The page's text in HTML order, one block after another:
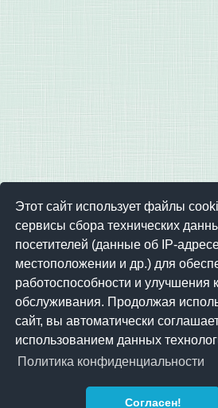
Этот сайт использует файлы
сервисы сбора технических
посетителей (данные об IP-
местоположении и др.) для
работоспособности и улучшения
обслуживания. Продолжая
сайт, вы автоматически
использованием данных
Политика конфиденциальности
Согласен!